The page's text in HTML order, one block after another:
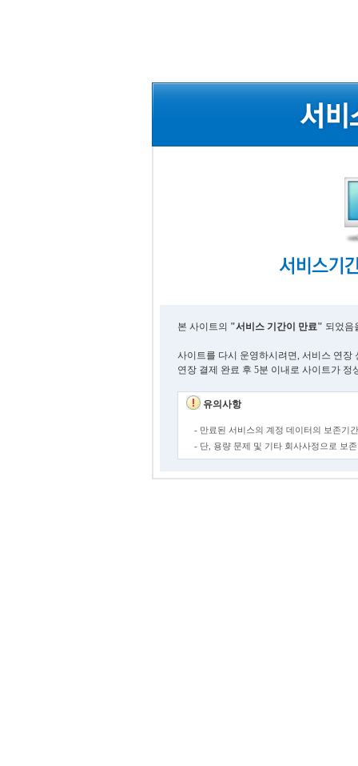
본 사이트의 "서비스 기간이 만료" 되었음
사이트를 다시 운영하시려면, 서비스 연장
연장 결제 완료 후 5분 이내로 사이트가 정
유의사항
- 만료된 서비스의 계정 데이터의 보존기
- 단, 용량 문제 및 기타 회사사정으로 보